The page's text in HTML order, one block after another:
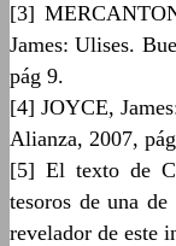
[3]
James: Ulises.
pág 9.
[4] JOYCE,
Alianza, 2007,
[5] El texto de
tesoros de una
revelador de este